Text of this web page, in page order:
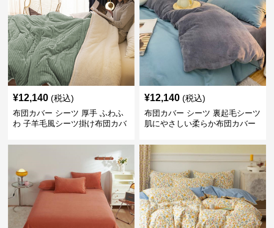
¥12,140 (税込)
布団カバー シーツ 厚手 ふわふ
わ 子羊毛風シーツ掛け布団カバ
¥12,140 (税込)
布団カバー シーツ 裏起毛シーツ
肌にやさしい柔らか布団カバー